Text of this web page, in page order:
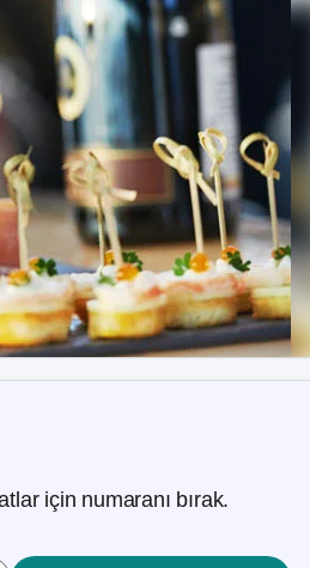
için numaranı bırak.